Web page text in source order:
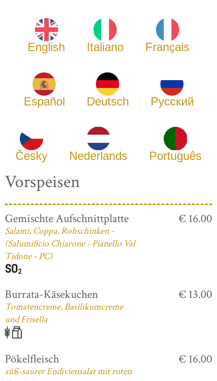
English Italiano Français
Español Deutsch Русский
Česky Nederlands Português
Vorspeisen
Gemischte Aufschnittplatte
Salami, Coppa, Rohschinken -
(Salumificio Chiarone - Pianello Val
Tidone - PC)
€ 16.00
Burrata-Käsekuchen
Tomatencreme, Basilikumcreme
und Frisella
€ 13.00
Pökelfleisch
süß-saurer Endiviensalat mit roten
€ 16.00